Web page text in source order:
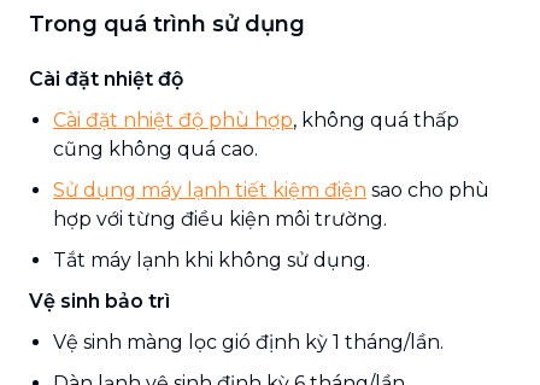
Trong quá trình sử dụng
Cài đặt nhiệt độ
Cài đặt nhiệt độ phù hợp, không quá thấp
cũng không quá cao.
Sử dụng máy lạnh tiết kiệm điện sao cho phù
hợp với từng điều kiện môi trường.
Tắt máy lạnh khi không sử dụng.
Vệ sinh bảo trì
Vệ sinh màng lọc gió định kỳ 1 tháng/lần.